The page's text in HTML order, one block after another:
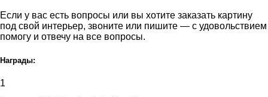
Если у вас есть вопросы или вы хотите заказать картину
под свой интерьер, звоните или пишите — с удовольствием
помогу и отвечу на все вопросы.
Награды:
1